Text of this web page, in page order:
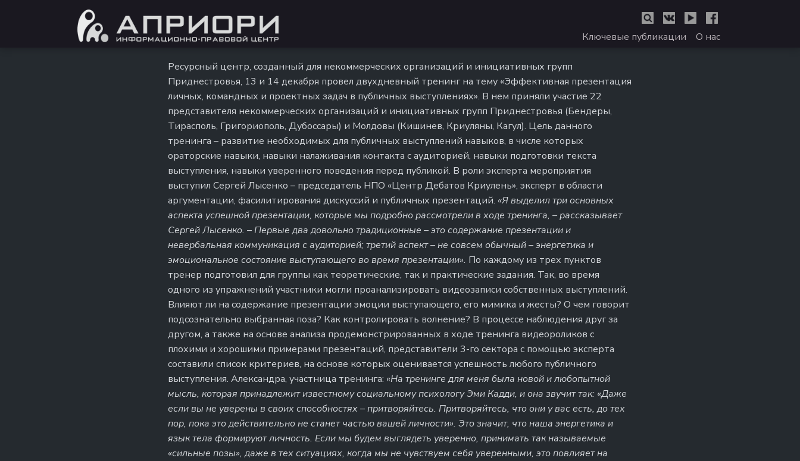
Ключевые публикации О нас
Ресурсный центр, созданный для некоммерческих организаций и инициативных групп
Приднестровья, 13 и 14 декабря провел двухдневный тренинг на тему «Эффективная презентация
личных, командных и проектных задач в публичных выступлениях». В нем приняли участие 22
представителя некоммерческих организаций и инициативных групп Приднестровья (Бендеры,
Тирасполь, Григориополь, Дубоссары) и Молдовы (Кишинев, Криуляны, Кагул). Цель данного
тренинга – развитие необходимых для публичных выступлений навыков, в числе которых
ораторские навыки, навыки налаживания контакта с аудиторией, навыки подготовки текста
выступления, навыки уверенного поведения перед публикой. В роли эксперта мероприятия
выступил Сергей Лысенко – председатель НПО «Центр Дебатов Криулень», эксперт в области
аргументации, фасилитирования дискуссий и публичных презентаций. «Я выделил три основных
аспекта успешной презентации, которые мы подробно рассмотрели в ходе тренинга, – рассказывает
Сергей Лысенко. – Первые два довольно традиционные – это содержание презентации и
невербальная коммуникация с аудиторией; третий аспект – не совсем обычный – энергетика и
эмоциональное состояние выступающего во время презентации». По каждому из трех пунктов
тренер подготовил для группы как теоретические, так и практические задания. Так, во время
одного из упражнений участники могли проанализировать видеозаписи собственных выступлений.
Влияют ли на содержание презентации эмоции выступающего, его мимика и жесты? О чем говорит
подсознательно выбранная поза? Как контролировать волнение? В процессе наблюдения друг за
другом, а также на основе анализа продемонстрированных в ходе тренинга видеороликов с
плохими и хорошими примерами презентаций, представители 3-го сектора с помощью эксперта
составили список критериев, на основе которых оценивается успешность любого публичного
выступления. Александра, участница тренинга: «На тренинге для меня была новой и любопытной
мысль, которая принадлежит известному социальному психологу Эми Кадди, и она звучит так: «Даже
если вы не уверены в своих способностях – притворяйтесь. Притворяйтесь, что они у вас есть, до тех
пор, пока это действительно не станет частью вашей личности». Это значит, что наша энергетика и
язык тела формируют личность. Если мы будем выглядеть уверенно, принимать так называемые
«сильные позы», даже в тех ситуациях, когда мы не чувствуем себя уверенными, это повлияет на